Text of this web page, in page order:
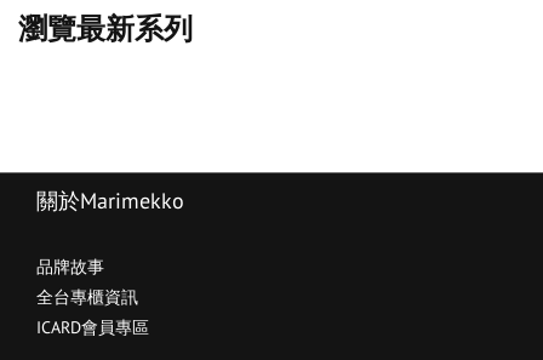
瀏覽最新系列
關於Marimekko
品牌故事
全台專櫃資訊
ICARD會員專區